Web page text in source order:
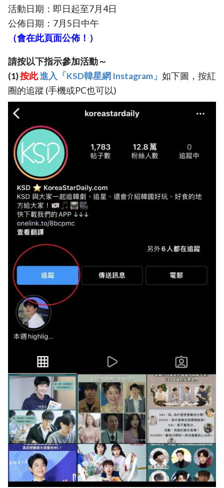
活動日期：即日起至7月4日
公佈日期：7月5日中午
（會在此頁面公佈！）
請按以下指示參加活動～
(1)按此進入「KSD韓星網 Instagram」 如下圖，按紅
圈的追蹤 (手機或PC也可以)